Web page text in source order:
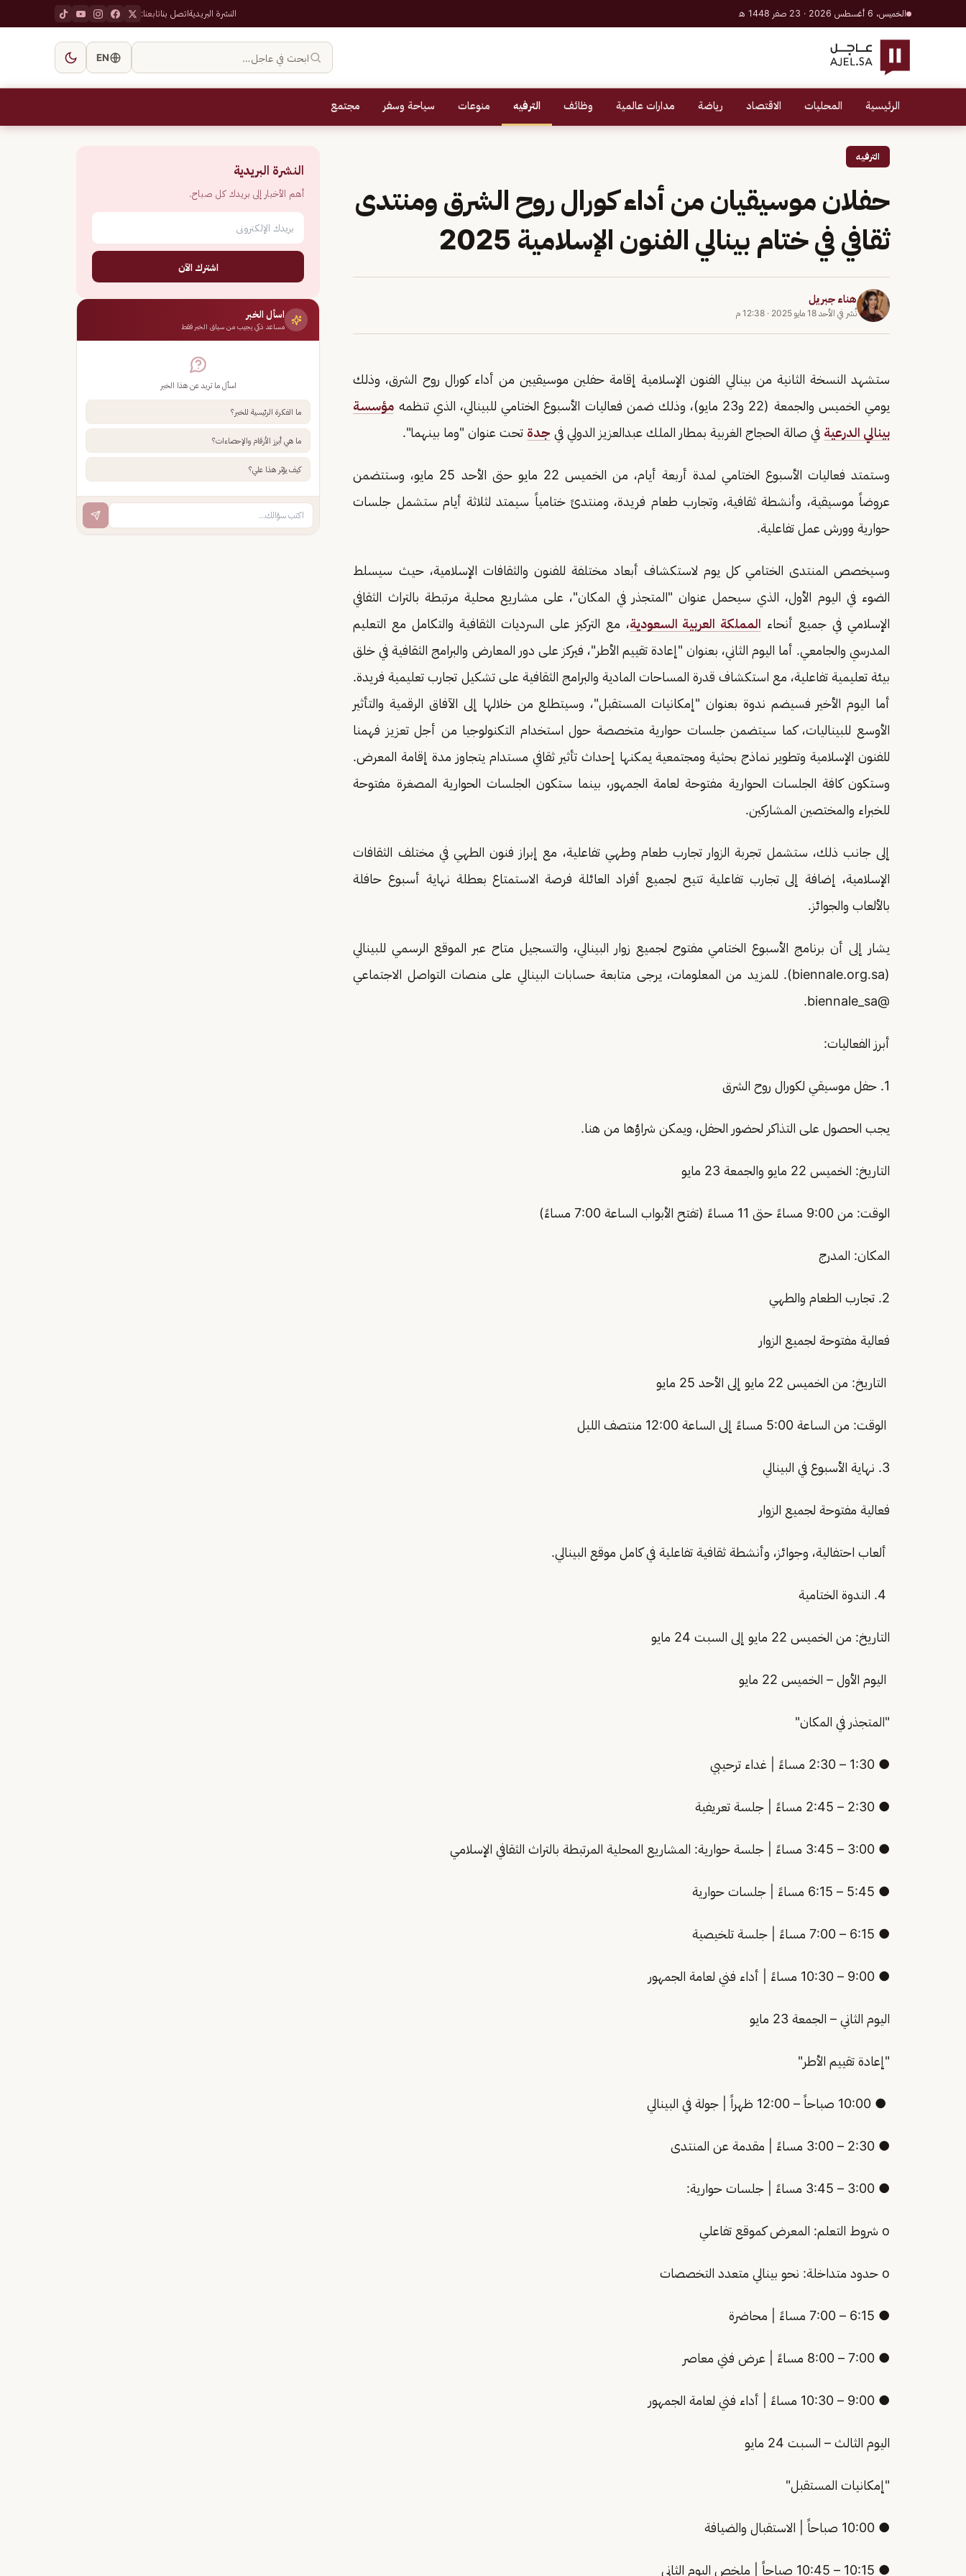
الخميس، 6 أغسطس 2026 · 23 صفر 1448 هـ النشرة البريديةاتصل بناتابعنا:
ابحث في عاجل… EN
الرئيسية المحليات الاقتصاد رياضة مدارات عالمية وظائف الترفيه منوعات سياحة وسفر مجتمع
الترفيه
حفلان موسيقيان من أداء كورال روح الشرق ومنتدى
ثقافي في ختام بينالي الفنون الإسلامية 2025
هناء جبريل
نُشر في الأحد 18 مايو 2025 · 12:38 م
ستشهد النسخة الثانية من بينالي الفنون الإسلامية إقامة حفلين موسيقيين من أداء كورال روح الشرق، وذلك
يومي الخميس والجمعة (22 و23 مايو)، وذلك ضمن فعاليات الأسبوع الختامي للبينالي، الذي تنظمه
مؤسسة
بينالي الدرعية في صالة الحجاج الغربية بمطار الملك عبدالعزيز الدولي في جدة تحت عنوان "وما بينهما".
وستمتد فعاليات الأسبوع الختامي لمدة أربعة أيام، من الخميس 22 مايو حتى الأحد 25 مايو، وستتضمن
عروضاً موسيقية، وأنشطة ثقافية، وتجارب طعام فريدة، ومنتدىً ختامياً سيمتد لثلاثة أيام ستشمل جلسات
حوارية وورش عمل تفاعلية.
وسيخصص المنتدى الختامي كل يوم لاستكشاف أبعاد مختلفة للفنون والثقافات الإسلامية، حيث سيسلط
الضوء في اليوم الأول، الذي سيحمل عنوان "المتجذر في المكان"، على مشاريع محلية مرتبطة بالتراث الثقافي
الإسلامي في جميع أنحاء المملكة العربية السعودية، مع التركيز على السرديات الثقافية والتكامل مع التعليم
المدرسي والجامعي. أما اليوم الثاني، بعنوان "إعادة تقييم الأطر"، فيركز على دور المعارض والبرامج الثقافية في خلق
بيئة تعليمية تفاعلية، مع استكشاف قدرة المساحات المادية والبرامج الثقافية على تشكيل تجارب تعليمية فريدة.
أما اليوم الأخير فسيضم ندوة بعنوان "إمكانيات المستقبل"، وسيتطلع من خلالها إلى الآفاق الرقمية والتأثير
الأوسع للبيناليات، كما سيتضمن جلسات حوارية متخصصة حول استخدام التكنولوجيا من أجل تعزيز فهمنا
للفنون الإسلامية وتطوير نماذج بحثية ومجتمعية يمكنها إحداث تأثير ثقافي مستدام يتجاوز مدة إقامة المعرض.
وستكون كافة الجلسات الحوارية مفتوحة لعامة الجمهور، بينما ستكون الجلسات الحوارية المصغرة مفتوحة
للخبراء والمختصين المشاركين.
إلى جانب ذلك، ستشمل تجربة الزوار تجارب طعام وطهي تفاعلية، مع إبراز فنون الطهي في مختلف الثقافات
الإسلامية، إضافة إلى تجارب تفاعلية تتيح لجميع أفراد العائلة فرصة الاستمتاع بعطلة نهاية أسبوع حافلة
بالألعاب والجوائز.
يشار إلى أن برنامج الأسبوع الختامي مفتوح لجميع زوار البينالي، والتسجيل متاح عبر الموقع الرسمي للبينالي
(biennale.org.sa). للمزيد من المعلومات، يرجى متابعة حسابات البينالي على منصات التواصل الاجتماعي
@biennale_sa.
أبرز الفعاليات:
1. حفل موسيقي لكورال روح الشرق
يجب الحصول على التذاكر لحضور الحفل، ويمكن شراؤها من هنا.
التاريخ: الخميس 22 مايو والجمعة 23 مايو
الوقت: من 9:00 مساءً حتى 11 مساءً (تفتح الأبواب الساعة 7:00 مساءً)
المكان: المدرج
2. تجارب الطعام والطهي
فعالية مفتوحة لجميع الزوار
التاريخ: من الخميس 22 مايو إلى الأحد 25 مايو
الوقت: من الساعة 5:00 مساءً إلى الساعة 12:00 منتصف الليل
3. نهاية الأسبوع في البينالي
فعالية مفتوحة لجميع الزوار
ألعاب احتفالية، وجوائز، وأنشطة ثقافية تفاعلية في كامل موقع البينالي.
التاريخ: من الخميس 22 مايو إلى السبت 24 مايو
اليوم الأول – الخميس 22 مايو
"المتجذر في المكان"
● 1:30 – 2:30 مساءً | غداء ترحيبي
● 2:30 – 2:45 مساءً | جلسة تعريفية
● 3:00 – 3:45 مساءً | جلسة حوارية: المشاريع المحلية المرتبطة بالتراث الثقافي الإسلامي
● 5:45 – 6:15 مساءً | جلسات حوارية
● 6:15 – 7:00 مساءً | جلسة تلخيصية
● 9:00 – 10:30 مساءً | أداء فني لعامة الجمهور
اليوم الثاني – الجمعة 23 مايو
"إعادة تقييم الأطر"
● 10:00 صباحاً – 12:00 ظهراً | جولة في البينالي
● 2:30 – 3:00 مساءً | مقدمة عن المنتدى
● 3:00 – 3:45 مساءً | جلسات حوارية:
o شروط التعلم: المعرض كموقع تفاعلي
o حدود متداخلة: نحو بينالي متعدد التخصصات
● 6:15 – 7:00 مساءً | محاضرة
● 7:00 – 8:00 مساءً | عرض فني معاصر
● 9:00 – 10:30 مساءً | أداء فني لعامة الجمهور
اليوم الثالث – السبت 24 مايو
"إمكانيات المستقبل"
● 10:00 صباحاً | الاستقبال والضيافة
● 10:15 – 10:45 صباحاً | ملخص اليوم الثاني
النشرة البريدية
أهم الأخبار إلى بريدك كل صباح.
اشترك الآن
اسأل الخبر
مساعد ذكي يجيب من سياق الخبر فقط
اسأل ما تريد عن هذا الخبر
ما الفكرة الرئيسية للخبر؟
ما هي أبرز الأرقام والإحصاءات؟
كيف يؤثر هذا علي؟